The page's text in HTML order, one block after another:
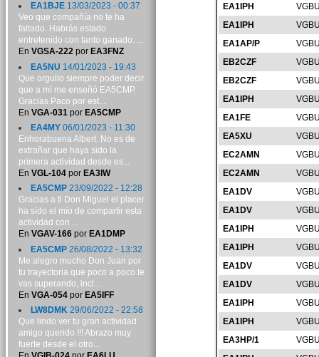
EA1IPH
EA1IPH
EA1AP/P
EB2CZF
EB2CZF
EA1IPH
EA1FE
EA5XU
EC2AMN
EC2AMN
EA1DV
EA1DV
EA1IPH
EA1IPH
EA1DV
EA1DV
EA1IPH
EA1IPH
EA3HP/1
EA1BJE13/03/2023 - 00:37
Veo que compañía no te ha
faltado. Habrás estado
entretenido con tanto ganado. ...
En VGSA-222por EA3FNZ
EA5NU 14/01/2023 - 19:43
Que orgullo siempre poder decir
que a mí me enseñó EA5CMP.
Gracias Paco por est...
En VGA-031 por EA5CMP
EA4MY06/01/2023 - 11:30
Enhorabuena Albert. No es de
extrañar que haya sido la
primera actividad desde es...
En VGL-104por EA3IW
EA5CMP23/09/2022 - 12:28
Gracias a ti Don Miguel el placer
ha sido el mío de compartir esta
actividad con ...
En VGAV-166por EA1DMP
EA5CMP26/08/2022 - 13:32
Me alegro mucho Don Juan por
tu trayectoria que poco a poco te
vas superando, incl...
En VGA-054por EA5IFF
LW8DMK29/06/2022 - 22:58
Que lindo ver tu gran actividad
amigo querido !!! Abrazo muy
fuerte desde el otro...